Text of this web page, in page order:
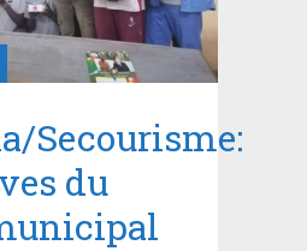
Secourisme:
du